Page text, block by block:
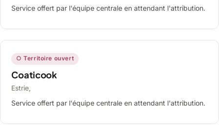
Service offert par l'équipe centrale en attendant l'attribution.
○ Territoire ouvert
Coaticook
Estrie,
Service offert par l'équipe centrale en attendant l'attribution.